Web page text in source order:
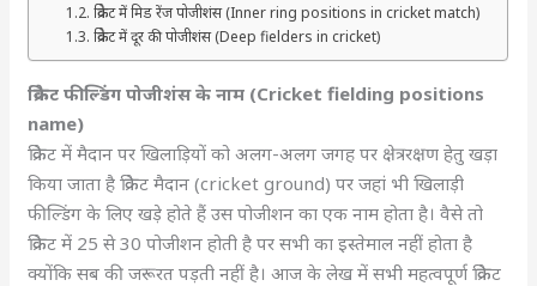
क्रिकेट में मिड रेंज पोजीशंस (Inner ring positions in cricket match)
क्रिकेट में दूर की पोजीशंस (Deep fielders in cricket)
क्रिकेट फील्डिंग पोजीशंस के नाम (Cricket fielding positions
name)
क्रिकेट में मैदान पर खिलाड़ियों को अलग-अलग जगह पर क्षेत्ररक्षण हेतु खड़ा
किया जाता है क्रिकेट मैदान (cricket ground) पर जहां भी खिलाड़ी
फील्डिंग के लिए खड़े होते हैं उस पोजीशन का एक नाम होता है। वैसे तो
क्रिकेट में 25 से 30 पोजीशन होती है पर सभी का इस्तेमाल नहीं होता है
क्योंकि सब की जरूरत पड़ती नहीं है। आज के लेख में सभी महत्वपूर्ण क्रिकेट